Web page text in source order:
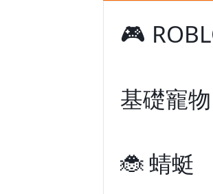
🎮
基礎寵物
🐞 蜻蜓